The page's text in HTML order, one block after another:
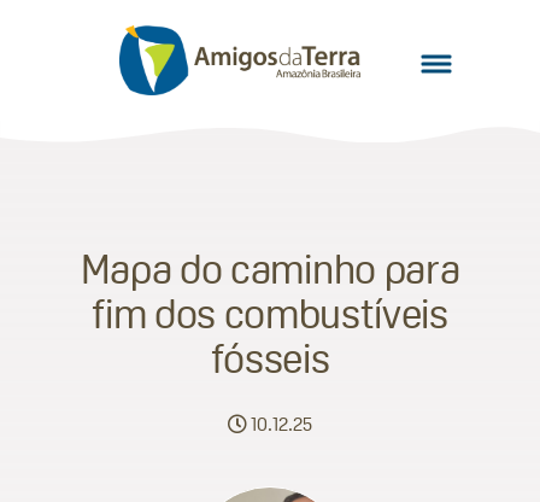
Mapa do caminho para
fim dos combustíveis
fósseis
10.12.25